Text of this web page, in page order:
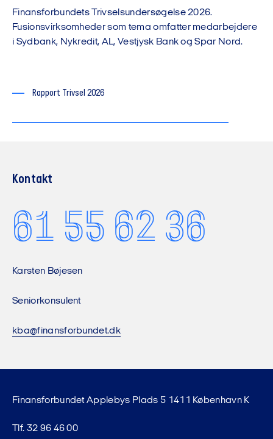
Finansforbundets Trivselsundersøgelse 2026.
Fusionsvirksomheder som tema omfatter medarbejdere
i Sydbank, Nykredit, AL, Vestjysk Bank og Spar Nord.
Rapport Trivsel 2026
Kontakt
61 55 62 36
Karsten Bøjesen
Seniorkonsulent
kba@finansforbundet.dk
Finansforbundet Applebys Plads 5 1411 København K
Tlf. 32 96 46 00